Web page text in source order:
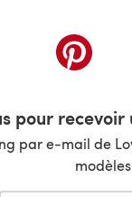
onglet) (s'ouvre
pour recevoir
par e-mail de